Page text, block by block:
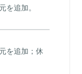
を追加。
を追加；休